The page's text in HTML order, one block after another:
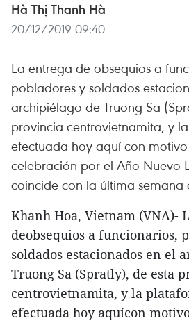
Hà Thị Thanh Hà
20/12/2019 09:40
La entrega de obsequios a
pobladores y soldados
archipiélago de Truong Sa
provincia centrovietnamita, y
efectuada hoy aquí con
celebración por el Año Nuevo
coincide con la última semana
Khanh Hoa, Vietnam (VNA)-
deobsequios a funcionarios,
soldados estacionados en el
Truong Sa (Spratly), de esta
centrovietnamita, y la
efectuada hoy aquícon